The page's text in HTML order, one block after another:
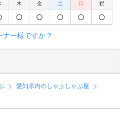
木 金 土 日 祝
ナー様ですか？
愛知県内のしゃぶしゃぶ屋